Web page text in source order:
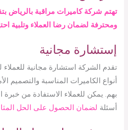
تهتم شركة كاميرات مراقبة بالرياض
ومحترفة لضمان رضا العملاء وتلبية
إستشارة مجانية
تقدم الشركة استشارة مجانية
أنواع الكاميرات المناسبة والتصميم
بهم. يمكن للعملاء الاستفادة من
أسئلة لضمان الحصول على الحل